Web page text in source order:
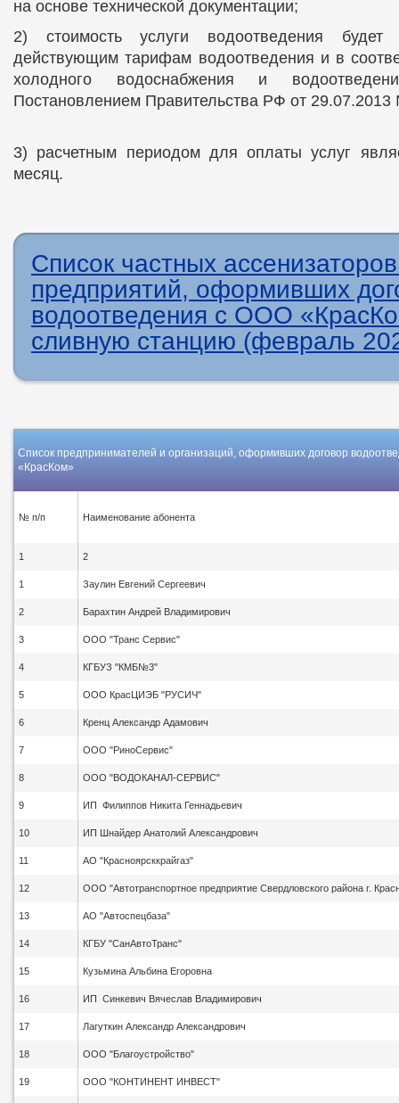
на основе технической документации;
2) стоимость услуги водоотведения будет
действующим тарифам водоотведения и в
холодного водоснабжения и
Постановлением Правительства РФ от
3) расчетным периодом для оплаты услуг
месяц.
Список частных
предприятий, оформивших
водоотведения с ООО
сливную станцию (февраль
Список предпринимателей и организаций, оформивших договор
«КрасКом»
№ п/п Наименование абонента
1 2
1 Заулин Евгений Сергеевич
2 Барахтин Андрей Владимирович
3 ООО "Транс Сервис"
4 КГБУЗ "КМБ№3"
5 ООО КрасЦИЭБ "РУСИЧ"
6 Кренц Александр Адамович
7 ООО "РиноСервис"
8 ООО "ВОДОКАНАЛ-СЕРВИС"
9 ИП Филиппов Никита Геннадьевич
10 ИП Шнайдер Анатолий Александрович
11 АО "Красноярсккрайгаз"
12 ООО "Автотранспортное предприятие Свердловского района г.
13 АО "Автоспецбаза"
14 КГБУ "СанАвтоТранс"
15 Кузьмина Альбина Егоровна
16 ИП Синкевич Вячеслав Владимирович
17 Лагуткин Александр Александрович
18 ООО "Благоустройство"
19 ООО "КОНТИНЕНТ ИНВЕСТ"